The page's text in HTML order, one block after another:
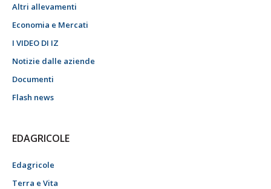
Altri allevamenti
Economia e Mercati
I VIDEO DI IZ
Notizie dalle aziende
Documenti
Flash news
EDAGRICOLE
Edagricole
Terra e Vita